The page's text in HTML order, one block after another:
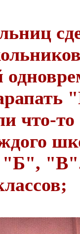
что-то